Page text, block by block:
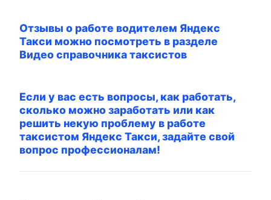
Отзывы о работе водителем Яндекс
Такси можно посмотреть в разделе
Видео справочника таксистов
Если у вас есть вопросы, как работать,
сколько можно заработать или как
решить некую проблему в работе
таксистом Яндекс Такси, задайте свой
вопрос профессионалам!